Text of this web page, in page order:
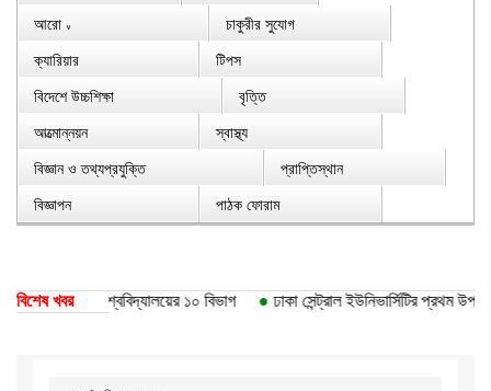
আরো ∨
চাকুরীর সুযোগ
ক্যারিয়ার
টিপস
বিদেশে উচ্চশিক্ষা
বৃত্তি
আত্মোন্নয়ন
স্বাস্থ্য
বিজ্ঞান ও তথ্যপ্রযুক্তি
প্রাপ্তিস্থান
বিজ্ঞাপন
পাঠক ফোরাম
বিশেষ খবর
পেয়েছে ঢাকা বিশ্ববিদ্যালয়ের ১০ বিভাগ ঢাকা সেন্ট্রাল ইউনিভার্সিটির প্রথম